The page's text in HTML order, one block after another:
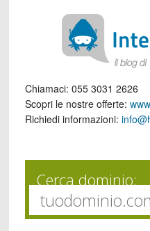
Chiamaci: 055 3031 2626
Scopri le nostre offerte:
Richiedi informazioni:
Cerca dominio: